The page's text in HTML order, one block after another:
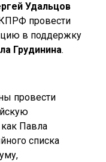
Удальцов
провести
в поддержку
Грудинина.
провести
Павла
списка